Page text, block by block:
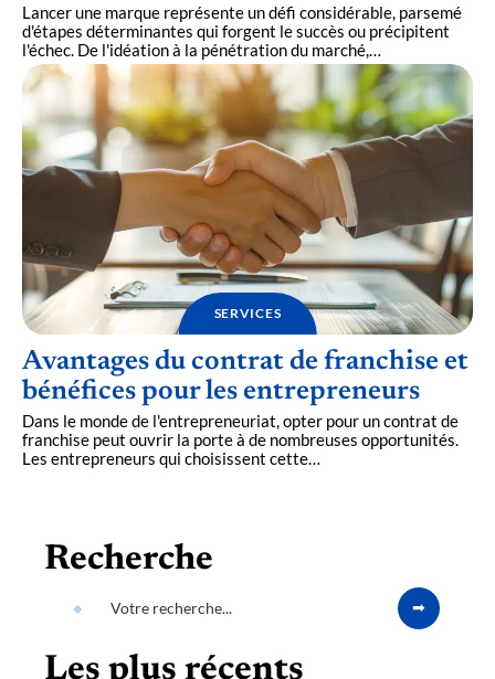
Lancer une marque représente un défi considérable, parsemé
d'étapes déterminantes qui forgent le succès ou précipitent
l'échec. De l'idéation à la pénétration du marché,…
SERVICES
Avantages du contrat de franchise et
bénéfices pour les entrepreneurs
Dans le monde de l'entrepreneuriat, opter pour un contrat de
franchise peut ouvrir la porte à de nombreuses opportunités.
Les entrepreneurs qui choisissent cette…
Recherche
Les plus récents